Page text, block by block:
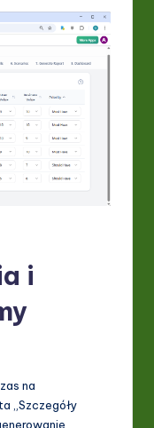
i
na
„Szczegóły